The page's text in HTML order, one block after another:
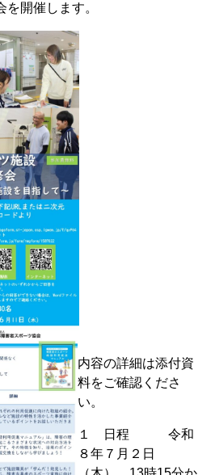
開催します。
内容の詳細は添付資
料をご確認くださ
い。
１ 日程 令和
８年７月２日